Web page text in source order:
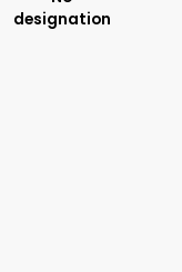
designation